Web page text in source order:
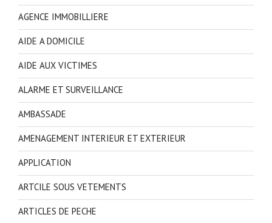
AGENCE IMMOBILLIERE
AIDE A DOMICILE
AIDE AUX VICTIMES
ALARME ET SURVEILLANCE
AMBASSADE
AMENAGEMENT INTERIEUR ET EXTERIEUR
APPLICATION
ARTCILE SOUS VETEMENTS
ARTICLES DE PECHE